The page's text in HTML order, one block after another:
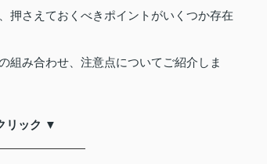
押さえておくべきポイントがいくつか存在
組み合わせ、注意点についてご紹介しま
リック ▼